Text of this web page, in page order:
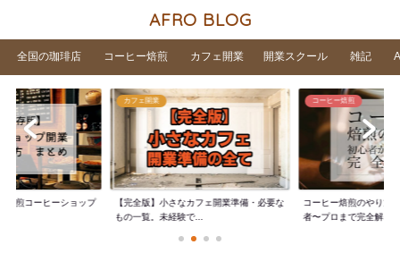
AFRO BLOG
全国の珈琲店 コーヒー焙煎 カフェ開業 開業スクール 雑記
焙煎コーヒーショップ
カフェ開業
【完全版】小さなカフェ開業準備・必要な
もの一覧。未経験で...
コーヒー焙煎
コーヒー焙煎のやり方
者〜プロまで完全解...